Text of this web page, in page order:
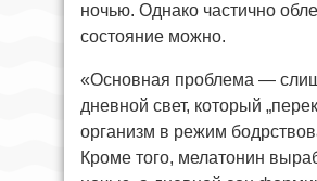
ночью. Однако частично
состояние можно.
«Основная проблема —
дневной свет, который
организм в режим
Кроме того, мелатонин